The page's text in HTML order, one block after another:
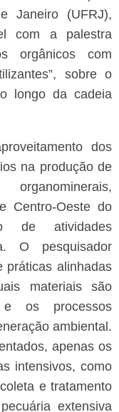
Janeiro (UFRJ),
com a palestra
orgânicos com
sobre o
longo da cadeia
dos
na produção de
Centro-Oeste do
de atividades
O pesquisador
práticas alinhadas
materiais são
e os processos
ambiental.
apenas os
intensivos, como
e tratamento
extensiva